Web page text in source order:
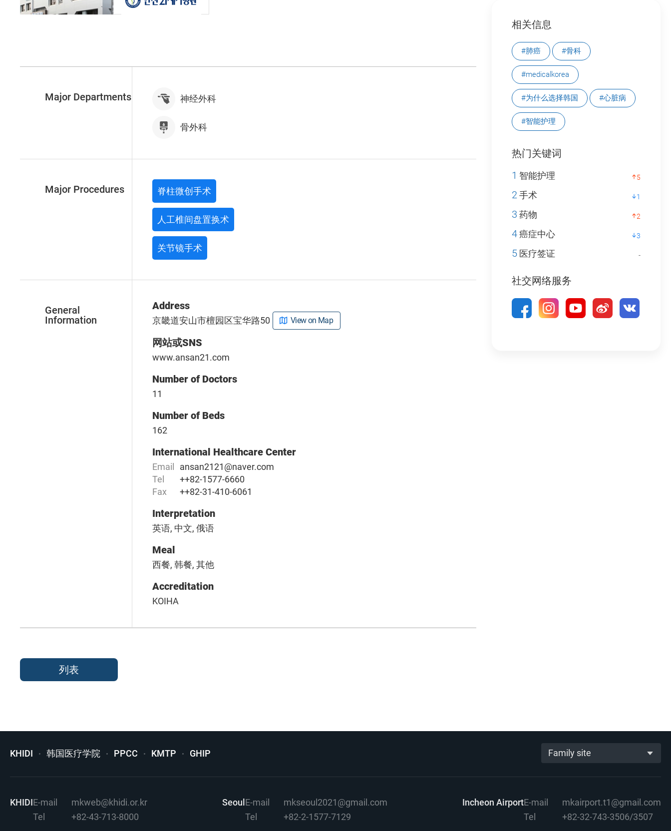
Major Departments 神经外科
骨外科
Major Procedures 脊柱微创手术
人工椎间盘置换术
关节镜手术
General
Information
Address
京畿道安山市檀园区宝华路50 View on Map
网站或SNS
www.ansan21.com
Number of Doctors
11
Number of Beds
162
International Healthcare Center
Email
ansan2121@naver.com
Tel
++82-1577-6660
Fax
++82-31-410-6061
Interpretation
英语, 中文, 俄语
Meal
西餐, 韩餐, 其他
Accreditation
KOIHA
列表
相关信息
#肺癌 #骨科
#medicalkorea
#为什么选择韩国 #心脏病
#智能护理
热门关键词
1 智能护理 5
2手术 1
3 药物 2
4癌症中心 3
5 医疗签证 -
社交网络服务
KHIDI 韩国医疗学院 PPCC KMTP GHIP
KHIDIE-mail
mkweb@khidi.or.kr
Tel
+82-43-713-8000
Seoul E-mail
mkseoul2021@gmail.com
Tel
+82-2-1577-7129
Incheon AirportE-mail
mkairport.t1@gmail.com
Tel
+82-32-743-3506/3507
Family site